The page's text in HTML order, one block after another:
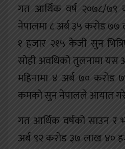
गत आर्थिक वर्ष २०७८/७९
नेपालमा ८ अर्ब ३५ करोड
१ हजार २१५ केजी सुन
सोही अवधिको तुलनामा यस
महिनामा ४ अर्ब ७०
कमको सुन नेपालले आयात
गत आर्थिक वर्षको साउन र
अर्ब ९२ करोड ३७ लाख ४०